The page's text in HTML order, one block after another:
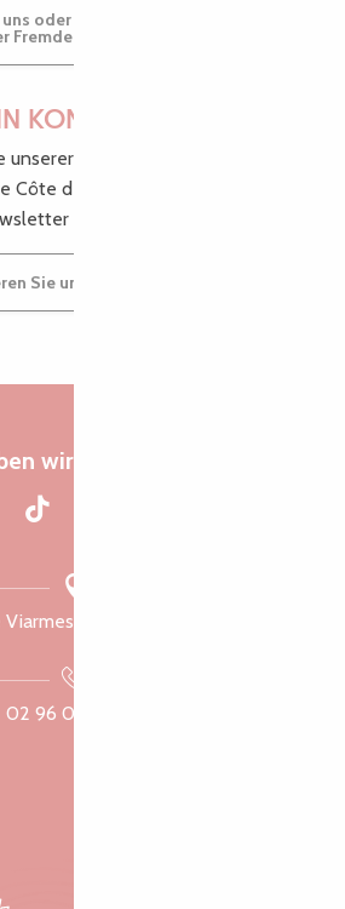
Fremdenverkehrsbüros.
KONTAKT!
unserer guten Tipps und
Côte de Granit Rose, melden Sie
an.
Sie unseren Newsletter
wir verbunden
22300 Lannion
02 96 05 60 70